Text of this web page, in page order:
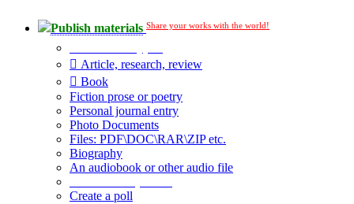
Publish materials Share your works with the world!
Article, research, review
Book
Fiction prose or poetry
Personal journal entry
Photo Documents
Files: PDF\DOC\RAR\ZIP etc.
Biography
An audiobook or other audio file
Create a poll